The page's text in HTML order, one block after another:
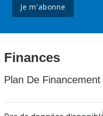
Je m'abonne
Finances
Plan De